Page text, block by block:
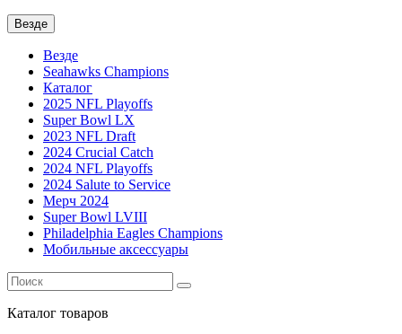
Везде
Везде
Seahawks Champions
Каталог
2025 NFL Playoffs
Super Bowl LX
2023 NFL Draft
2024 Crucial Catch
2024 NFL Playoffs
2024 Salute to Service
Мерч 2024
Super Bowl LVIII
Philadelphia Eagles Champions
Мобильные аксессуары
Каталог товаров